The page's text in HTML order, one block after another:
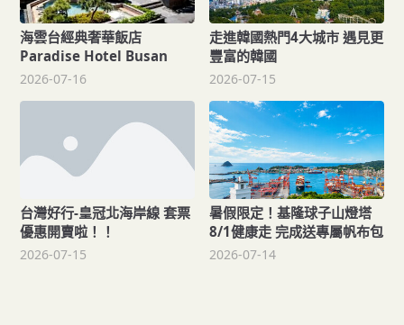
海雲台經典奢華飯店
Paradise Hotel Busan
2026-07-16
走進韓國熱門4大城市 遇見更
豐富的韓國
2026-07-15
台灣好行-皇冠北海岸線 套票
優惠開賣啦！！
2026-07-15
暑假限定！基隆球子山燈塔
8/1健康走 完成送專屬帆布包
2026-07-14